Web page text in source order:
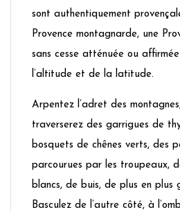
sont authentiquement
Provence montagnarde, une
sans cesse atténuée ou
l’altitude et de la latitude.
Arpentez l’adret des
traverserez des garrigues de
bosquets de chênes verts, des
parcourues par les troupeaux,
blancs, de buis, de plus en plus
Basculez de l’autre côté, à